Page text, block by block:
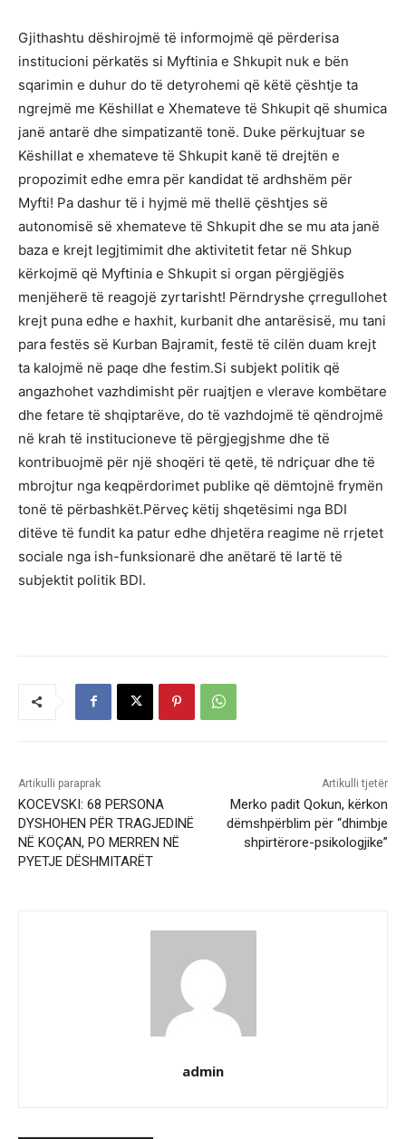
Gjithashtu dëshirojmë të informojmë që përderisa
institucioni përkatës si Myftinia e Shkupit nuk e bën
sqarimin e duhur do të detyrohemi që këtë çështje ta
ngrejmë me Këshillat e Xhemateve të Shkupit që shumica
janë antarë dhe simpatizantë tonë. Duke përkujtuar se
Këshillat e xhemateve të Shkupit kanë të drejtën e
propozimit edhe emra për kandidat të ardhshëm për
Myfti! Pa dashur të i hyjmë më thellë çështjes së
autonomisë së xhemateve të Shkupit dhe se mu ata janë
baza e krejt legjtimimit dhe aktivitetit fetar në Shkup
kërkojmë që Myftinia e Shkupit si organ përgjëgjës
menjëherë të reagojë zyrtarisht! Përndryshe çrregullohet
krejt puna edhe e haxhit, kurbanit dhe antarësisë, mu tani
para festës së Kurban Bajramit, festë të cilën duam krejt
ta kalojmë në paqe dhe festim.Si subjekt politik që
angazhohet vazhdimisht për ruajtjen e vlerave kombëtare
dhe fetare të shqiptarëve, do të vazhdojmë të qëndrojmë
në krah të institucioneve të përgjegjshme dhe të
kontribuojmë për një shoqëri të qetë, të ndriçuar dhe të
mbrojtur nga keqpërdorimet publike që dëmtojnë frymën
tonë të përbashkët.Përveç këtij shqetësimi nga BDI
ditëve të fundit ka patur edhe dhjetëra reagime në rrjetet
sociale nga ish-funksionarë dhe anëtarë të lartë të
subjektit politik BDI.
Artikulli paraprak
KOCEVSKI: 68 PERSONA
DYSHOHEN PËR TRAGJEDINË
NË KOÇAN, PO MERREN NË
PYETJE DËSHMITARËT
Artikulli tjetër
Merko padit Qokun, kërkon
dëmshpërblim për “dhimbje
shpirtërore-psikologjike”
admin